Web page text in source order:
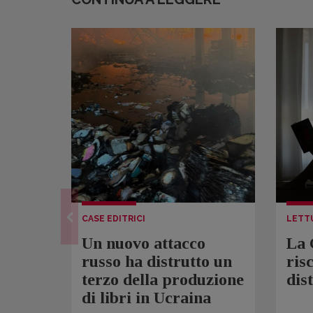
CASE EDITRICI
Un nuovo attacco
russo ha distrutto un
terzo della produzione
di libri in Ucraina
La